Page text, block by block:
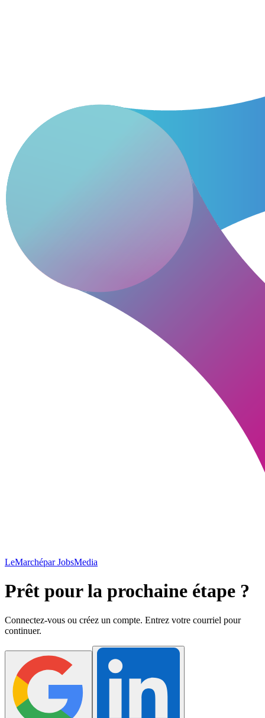
LeMarchépar JobsMedia
Prêt pour la prochaine étape ?
Connectez-vous ou créez un compte. Entrez votre courriel pour
continuer.